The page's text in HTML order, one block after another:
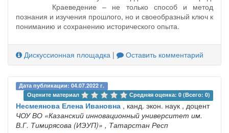
Краеведение – не только способ и метод
познания и изучения прошлого, но и своеобразный ключ к
пониманию и сохранению исторического опыта.
Дискуссионная площадка | Оставить комментарий
Дата публикации: 04.07.2022 г.
Оцените материал
Средняя оценка: 0 (Всего: 0)
Несмеянова Елена Ивановна , канд. экон. наук , доцент
ЧОУ ВО «Казанский инновационный университет им.
В.Г. Тимирясова (ИЭУП)» , Татарстан Респ